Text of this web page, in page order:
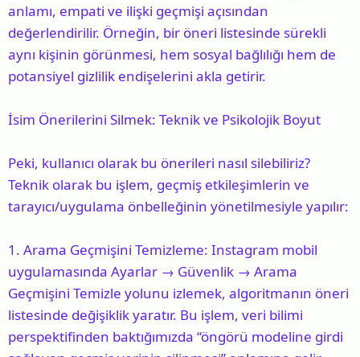
anlamı, empati ve ilişki geçmişi açısından
değerlendirilir. Örneğin, bir öneri listesinde sürekli
aynı kişinin görünmesi, hem sosyal bağlılığı hem de
potansiyel gizlilik endişelerini akla getirir.
İsim Önerilerini Silmek: Teknik ve Psikolojik Boyut
Peki, kullanıcı olarak bu önerileri nasıl silebiliriz?
Teknik olarak bu işlem, geçmiş etkileşimlerin ve
tarayıcı/uygulama önbelleğinin yönetilmesiyle yapılır:
1. Arama Geçmişini Temizleme: Instagram mobil
uygulamasında Ayarlar → Güvenlik → Arama
Geçmişini Temizle yolunu izlemek, algoritmanın öneri
listesinde değişiklik yaratır. Bu işlem, veri bilimi
perspektifinden baktığımızda “öngörü modeline girdi